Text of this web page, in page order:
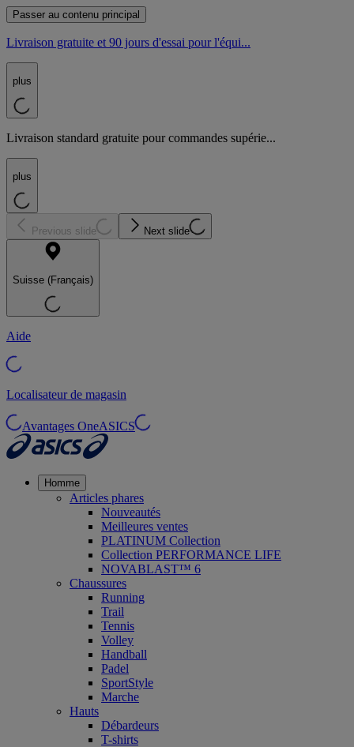
Passer au contenu principal
Livraison gratuite et 90 jours d'essai pour l'équi...
plus
Livraison standard gratuite pour commandes supérie...
plus
Previous slide Next slide
Suisse (Français)
Aide
Localisateur de magasin
Avantages OneASICS
Homme
Articles phares
Nouveautés
Meilleures ventes
PLATINUM Collection
Collection PERFORMANCE LIFE
NOVABLAST™ 6
Chaussures
Running
Trail
Tennis
Volley
Handball
Padel
SportStyle
Marche
Hauts
Débardeurs
T-shirts